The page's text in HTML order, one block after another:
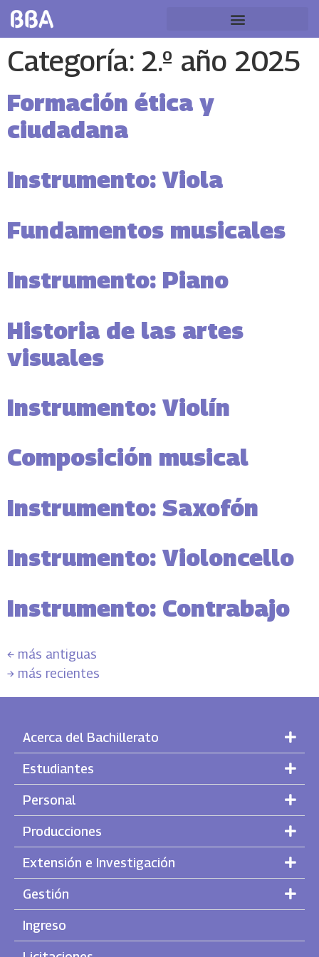
Categoría: 2.º año 2025
Formación ética y
ciudadana
Instrumento: Viola
Fundamentos musicales
Instrumento: Piano
Historia de las artes
visuales
Instrumento: Violín
Composición musical
Instrumento: Saxofón
Instrumento: Violoncello
Instrumento: Contrabajo
← más antiguas
→ más recientes
Acerca del Bachillerato
Estudiantes
Personal
Producciones
Extensión e Investigación
Gestión
Ingreso